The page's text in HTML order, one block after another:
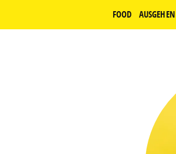
FOOD AUSGEHEN